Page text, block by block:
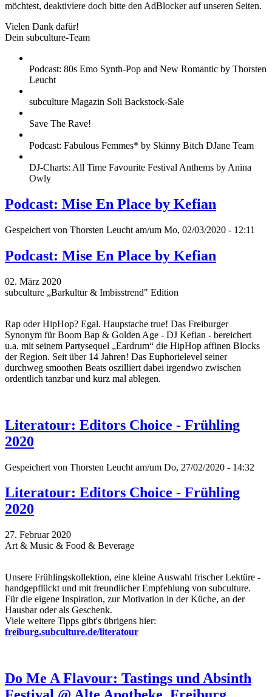
möchtest, deaktiviere doch bitte den AdBlocker auf unseren Seiten.
Vielen Dank dafür!
Dein subculture-Team
Podcast: 80s Emo Synth-Pop and New Romantic by Thorsten
Leucht
subculture Magazin Soli Backstock-Sale
Save The Rave!
Podcast: Fabulous Femmes* by Skinny Bitch DJane Team
DJ-Charts: All Time Favourite Festival Anthems by Anina
Owly
Podcast: Mise En Place by Kefian
Gespeichert von Thorsten Leucht am/um Mo, 02/03/2020 - 12:11
Podcast: Mise En Place by Kefian
02. März 2020
subculture „Barkultur & Imbisstrend" Edition
Rap oder HipHop? Egal. Haupstache true! Das Freiburger
Synonym für Boom Bap & Golden Age - DJ Kefian - bereichert
u.a. mit seinem Partysequel „Eardrum“ die HipHop affinen Blocks
der Region. Seit über 14 Jahren! Das Euphorielevel seiner
durchweg smoothen Beats oszilliert dabei irgendwo zwischen
ordentlich tanzbar und kurz mal ablegen.
Literatour: Editors Choice - Frühling
2020
Gespeichert von Thorsten Leucht am/um Do, 27/02/2020 - 14:32
Literatour: Editors Choice - Frühling
2020
27. Februar 2020
Art & Music & Food & Beverage
Unsere Frühlingskollektion, eine kleine Auswahl frischer Lektüre -
handgepflückt und mit freundlicher Empfehlung von subculture.
Für die eigene Inspiration, zur Motivation in der Küche, an der
Hausbar oder als Geschenk.
Viele weitere Tipps gibt's übrigens hier:
freiburg.subculture.de/literatour
Do Me A Flavour: Tastings und Absinth